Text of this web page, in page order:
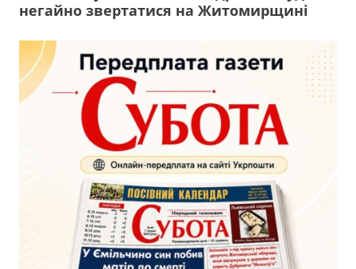
негайно звертатися на Житомирщині